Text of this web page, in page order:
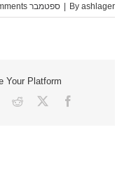
By ashlager
| ספטמבר 14th, 2016
Your Platform!
Facebook
X